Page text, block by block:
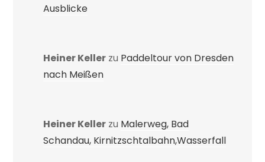
Ausblicke
Heiner Keller zu Paddeltour von Dresden
nach Meißen
Heiner Keller zu Malerweg, Bad
Schandau, Kirnitzschtalbahn,Wasserfall